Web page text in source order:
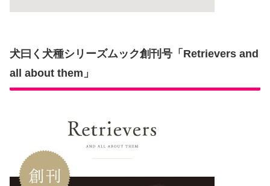
犬曰く犬種シリーズムック創刊号「Retrievers and
all about them」